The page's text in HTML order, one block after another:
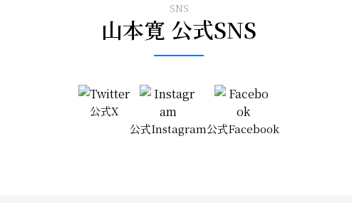
SNS
山本寛 公式SNS
公式X
公式Instagram公式Facebook